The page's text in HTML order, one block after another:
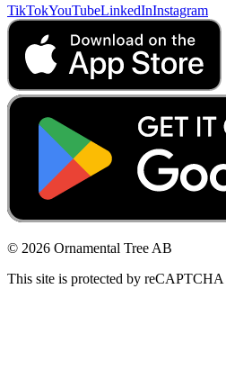
TikTokYouTubeLinkedInInstagram
© 2026 Ornamental Tree AB
This site is protected by reCAPTCHA